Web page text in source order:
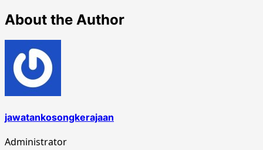
About the Author
jawatankosongkerajaan
Administrator